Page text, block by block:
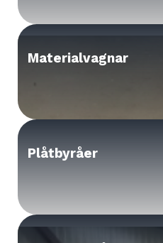
Materialvagnar
Plåtbyråer